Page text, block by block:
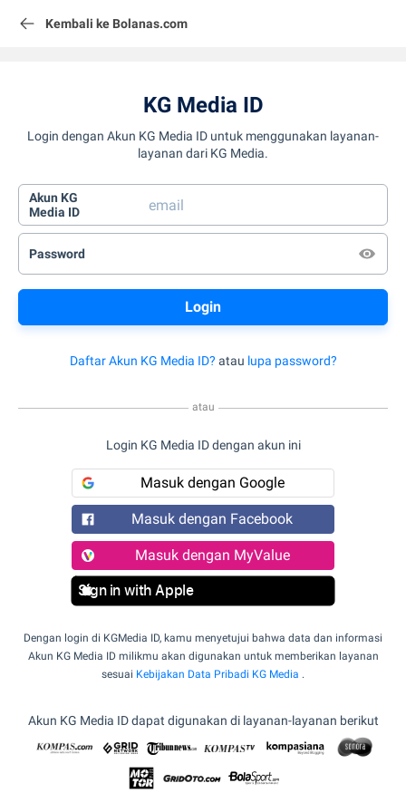
Kembali ke Bolanas.com
KG Media ID
Login dengan Akun KG Media ID untuk menggunakan layanan-
layanan dari KG Media.
Akun KG
Media ID
Password
Daftar Akun KG Media ID? atau lupa password?
atau
Login KG Media ID dengan akun ini
Masuk dengan Google
Masuk dengan Facebook
Masuk dengan MyValue
Sign in with Apple
Dengan login di KGMedia ID, kamu menyetujui bahwa data dan informasi
Akun KG Media ID milikmu akan digunakan untuk memberikan layanan
sesuai Kebijakan Data Pribadi KG Media .
Akun KG Media ID dapat digunakan di layanan-layanan berikut